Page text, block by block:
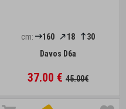
cm: 160 18
30
Davos D6a
37.00 € 45.00€